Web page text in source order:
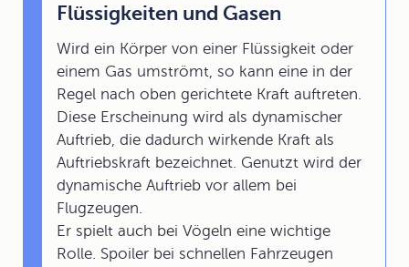
Flüssigkeiten und Gasen
Wird ein Körper von einer Flüssigkeit oder
einem Gas umströmt, so kann eine in der
Regel nach oben gerichtete Kraft auftreten.
Diese Erscheinung wird als dynamischer
Auftrieb, die dadurch wirkende Kraft als
Auftriebskraft bezeichnet. Genutzt wird der
dynamische Auftrieb vor allem bei
Flugzeugen.
Er spielt auch bei Vögeln eine wichtige
Rolle. Spoiler bei schnellen Fahrzeugen